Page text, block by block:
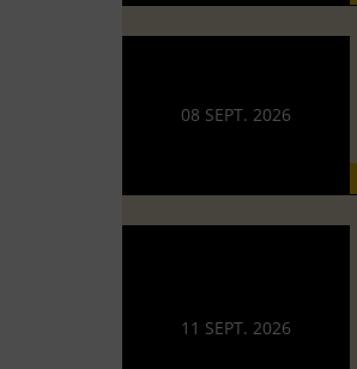
08 SEPT. 2026
11 SEPT. 2026